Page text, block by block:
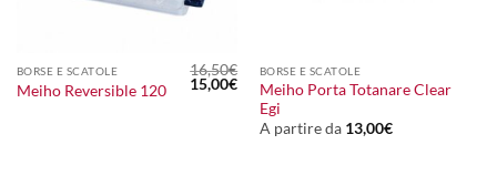
BORSE E SCATOLE
Meiho Reversible 120
16,50€
Il
prezzo
15,00€Il
prezzo
attuale
15,00€.
BORSE E SCATOLE
Meiho Porta Totanare Clear
Egi
A partire da 13,00€